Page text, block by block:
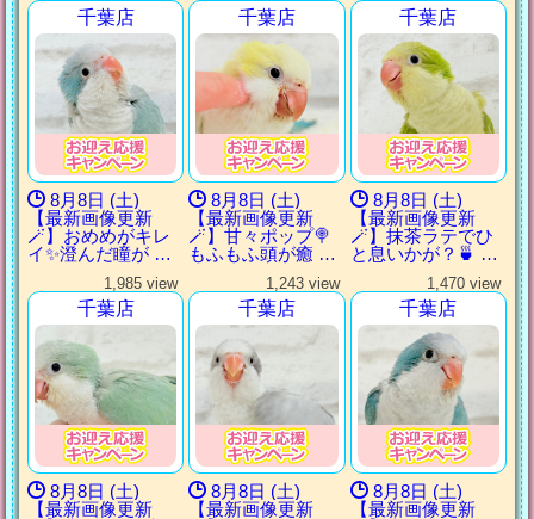
千葉店
8月8日 (土)
【最新画像更新
🪄】おめめがキレ
イ✨澄んだ瞳が …
千葉店
8月8日 (土)
【最新画像更新
🪄】甘々ポップ🍭
もふもふ頭が癒 …
千葉店
8月8日 (土)
【最新画像更新
🪄】抹茶ラテでひ
と息いかが？🍵 …
1,985 view
千葉店
8月8日 (土)
【最新画像更新
1,243 view
千葉店
8月8日 (土)
【最新画像更新
1,470 view
千葉店
8月8日 (土)
【最新画像更新